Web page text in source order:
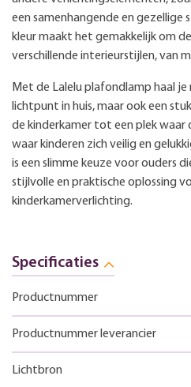
een samenhangende en gezellige
kleur maakt het gemakkelijk om
verschillende interieurstijlen, van
Met de Lalelu plafondlamp haal je
lichtpunt in huis, maar ook een
de kinderkamer tot een plek
waar kinderen zich veilig en
is een slimme keuze voor ouders
stijlvolle en praktische oplossing
kinderkamerverlichting.
Specificaties
Productnummer
Productnummer leverancier
Lichtbron